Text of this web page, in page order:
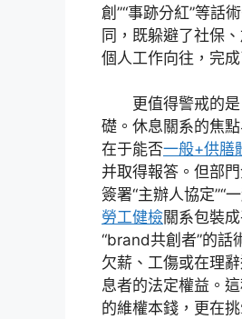
創”“事跡分紅”等話
同，既躲避了社保
個人工作向往，完成
更值得警戒的
礎。休息關系的焦
在于能否一般+供膳
并取得報答。但部
簽署“主辦人協定”“
勞工健檢關系包裝
“brand共創者”的話
欠薪、工傷或在理
息者的法定權益。
的維權本錢，更在